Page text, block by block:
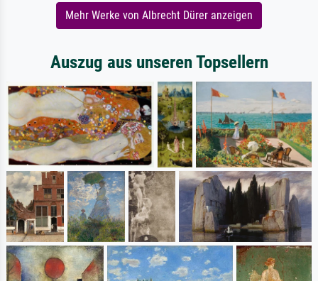
Mehr Werke von Albrecht Dürer anzeigen
Auszug aus unseren Topsellern